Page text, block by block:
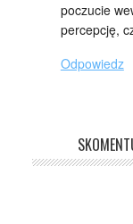
poczucie
percepcję,
Odpowiedz